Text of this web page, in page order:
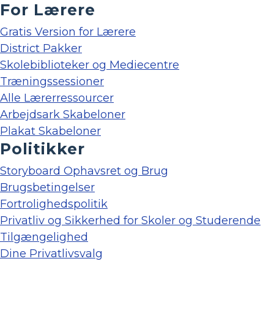
For Lærere
Gratis Version for Lærere
District Pakker
Skolebiblioteker og Mediecentre
Træningssessioner
Alle Lærerressourcer
Arbejdsark Skabeloner
Plakat Skabeloner
Politikker
Storyboard Ophavsret og Brug
Brugsbetingelser
Fortrolighedspolitik
Privatliv og Sikkerhed for Skoler og Studerende
Tilgængelighed
Dine Privatlivsvalg